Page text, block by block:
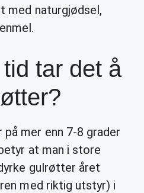
med naturgjødsel,
tar det å
mer enn 7-8 grader
at man i store
gulrøtter året
med riktig utstyr) i